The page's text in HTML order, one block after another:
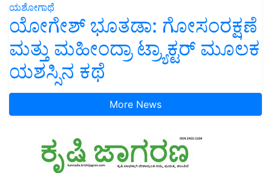
ಯಶೋಗಾಥೆ
ಯೋಗೇಶ್ ಭೂತಡಾ: ಗೋಸಂರಕ್ಷಣೆ
ಮತ್ತು ಮಹೀಂದ್ರಾ ಟ್ರ್ಯಾಕ್ಟರ್ ಮೂಲಕ
ಯಶಸ್ಸಿನ ಕಥೆ
More News